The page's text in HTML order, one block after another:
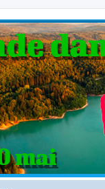
de Clio V6